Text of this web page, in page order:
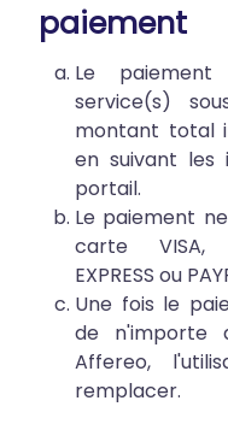
paiement
Le
service(s)
montant total
en suivant les
portail.
Le paiement
carte VISA,
EXPRESS ou
Une fois le
de n'importe
Affereo,
remplacer.